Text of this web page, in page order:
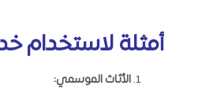
أمثلة لاستخدام
الأثاث الموسمي: